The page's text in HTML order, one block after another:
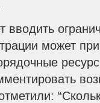
вводить
может